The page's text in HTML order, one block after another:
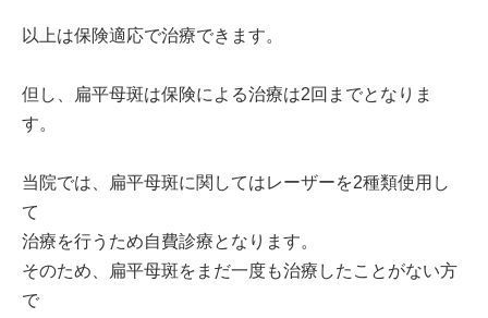
以上は保険適応で治療できます。
但し、扁平母斑は保険による治療は2回までとなりま
す。
当院では、扁平母斑に関してはレーザーを2種類使用し
て
治療を行うため自費診療となります。
そのため、扁平母斑をまだ一度も治療したことがない方
で